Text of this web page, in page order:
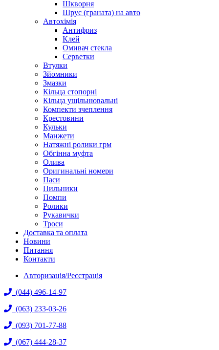
Шкворня
Шрус (граната) на авто
Автохімія
Антифриз
Клей
Омивач стекла
Серветки
Втулки
Зйомники
Змазки
Кільца стопорні
Кільца ущільнювальні
Компекти зчеплення
Крестовини
Кульки
Манжети
Натяжні ролики грм
Обгінна муфта
Олива
Оригинальні номери
Паси
Пильники
Помпи
Ролики
Рукавички
Троси
Доставка та оплата
Новини
Питання
Контакти
Авторизація/Реєстрація
(044) 496-14-97
(063) 233-03-26
(093) 701-77-88
(067) 444-28-37